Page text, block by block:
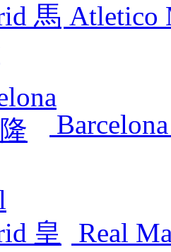
Atletico
Real